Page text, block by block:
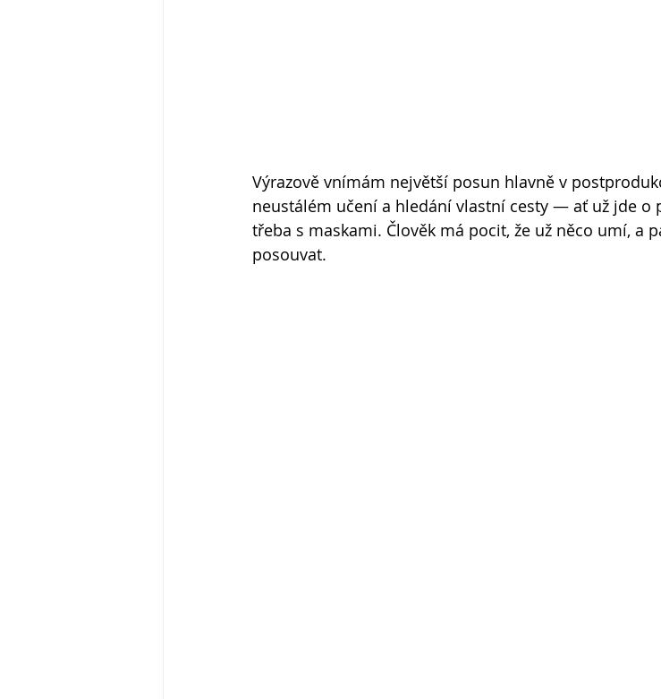
Výrazově vnímám největší posun hlavně v
neustálém učení a hledání vlastní cesty — ať už jde o
třeba s maskami. Člověk má pocit, že už něco umí, a
posouvat.